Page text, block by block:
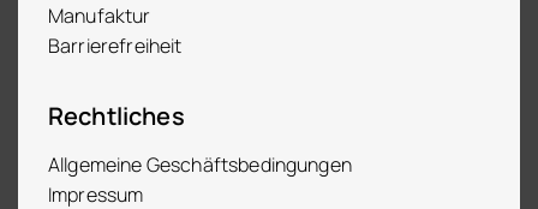
Manufaktur
Barrierefreiheit
Rechtliches
Allgemeine Geschäftsbedingungen
Impressum